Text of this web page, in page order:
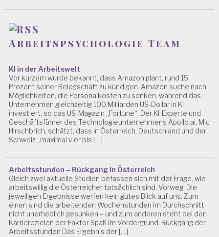
E
D
N
A
R
B
EI
T
S
P
T
Z
A
R
B
EI
T
Arbeitspsychologie Team
KI in der Arbeitswelt
Vor kurzem wurde bekannt, dass Amazon plant, rund 15
Prozent seiner Belegschaft zu kündigen. Amazon suche nach
Möglichkeiten, die Personalkosten zu senken, während das
Unternehmen gleichzeitig 100 Milliarden US-Dollar in KI
investiert, so das US-Magazin „Fortune“. Der KI-Experte und
Geschäftsführer des Technologieunternehmens Apollo.ai, Mic
Hirschbrich, schätzt, dass in Österreich, Deutschland und der
Schweiz „maximal vier bis […]
Arbeitsstunden – Rückgang in Österreich
Gleich zwei aktuelle Studien befassen sich mit der Frage, wie
arbeitswillig die Österreicher tatsächlich sind. Vorweg: Die
jeweiligen Ergebnisse werfen kein gutes Blick auf uns. Zum
einen sind die arbeitenden Wochenstunden im Durchschnitt
nicht unerheblich gesunken – und zum anderen steht bei den
Karrierezielen der Faktor Spaß im Vordergrund. Rückgang der
Arbeitsstunden Das Ergebnis der […]